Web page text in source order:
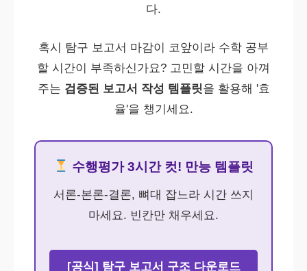
다.
혹시 탐구 보고서 마감이 코앞이라 수학 공부
할 시간이 부족하신가요? 고민할 시간을 아껴
주는 검증된 보고서 작성 템플릿을 활용해 '효
율'을 챙기세요.
수행평가 3시간 컷! 만능 템플릿
서론-본론-결론, 뼈대 잡느라 시간 쓰지
마세요. 빈칸만 채우세요.
[공식] 탐구 보고서 구조 다운로드